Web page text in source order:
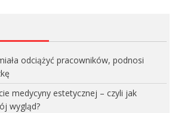
odciążyć pracowników, podnosi
medycyny estetycznej – czyli jak
wygląd?